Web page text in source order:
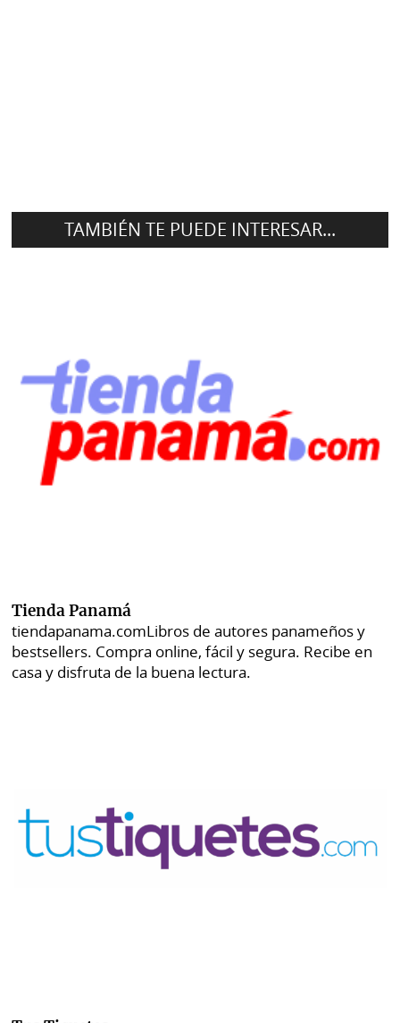
TAMBIÉN TE PUEDE INTERESAR...
Tienda Panamá
tiendapanama.comLibros de autores panameños y
bestsellers. Compra online, fácil y segura. Recibe en
casa y disfruta de la buena lectura.